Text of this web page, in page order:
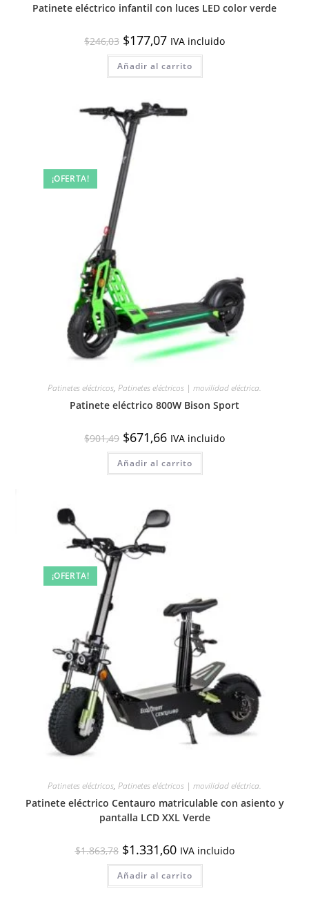
Patinete eléctrico infantil con luces LED color verde
$246,03 El
precio
original
era:
$246,03.
$177,07El
precio
actual
es:
$177,07.
IVA incluido
Añadir al carrito
¡OFERTA!
Patinetes eléctricos, Patinetes eléctricos | movilidad eléctrica.
Patinete eléctrico 800W Bison Sport
$901,49 El
precio
original
era:
$901,49.
$671,66El
precio
actual
es:
$671,66.
IVA incluido
Añadir al carrito
¡OFERTA!
Patinetes eléctricos, Patinetes eléctricos | movilidad eléctrica.
Patinete eléctrico Centauro matriculable con asiento y
pantalla LCD XXL Verde
$1.863,78 El
precio
original
era:
$1.863,78.
$1.331,60El
precio
actual
es:
$1.331,60.
IVA incluido
Añadir al carrito